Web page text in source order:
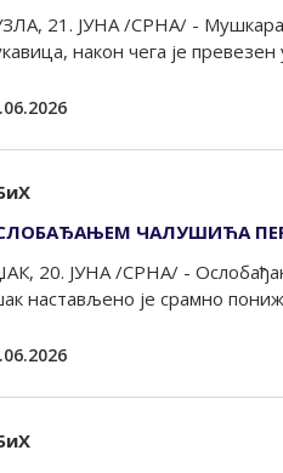
21. ЈУНА /СРНА/ -
након чега је превезен
ЧАЛУШИЋА
20. ЈУНА /СРНА/ -
настављено је срамно